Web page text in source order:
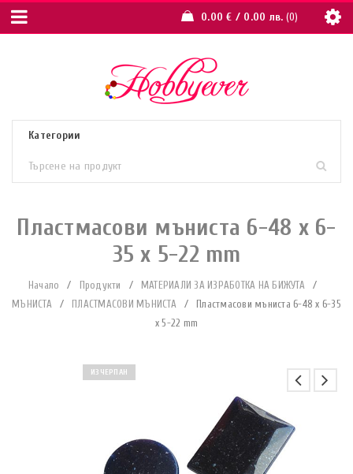
0.00€ / 0.00 лв. 0
Пластмасови мъниста 6-48 х 6-
35 х 5-22 mm
Начало / Продукти / МАТЕРИАЛИ ЗА ИЗРАБОТКА НА БИЖУТА
/
МЪНИСТА
/ ПЛАСТМАСОВИ МЪНИСТА /
Пластмасови мъниста 6-48 х 6-35
х 5-22 mm
ИЗЧЕРПАН